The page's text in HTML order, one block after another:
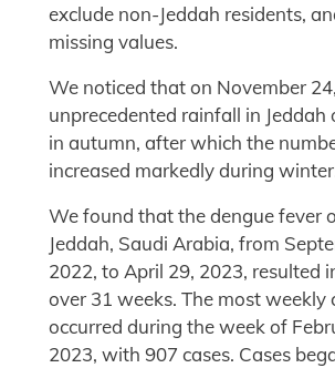
exclude non-Jeddah residents,
missing values.
We noticed that on November
unprecedented rainfall in Jeddah
in autumn, after which the
increased markedly during
We found that the dengue fever
Jeddah, Saudi Arabia, from
2022, to April 29, 2023, resulted
over 31 weeks. The most weekly
occurred during the week of
2023, with 907 cases. Cases